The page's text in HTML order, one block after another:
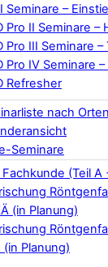
Seminare –
Pro II Seminare
Pro III Seminare –
Pro IV Seminare
Refresher
nach Orten
Seminare
Fachkunde (Teil A
(in Planung)
(in Planung)